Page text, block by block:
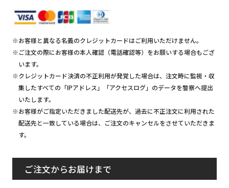
※お客様と異なる名義のクレジットカードはご利用いただけません。
※ご注文の際にお客様の本人確認（電話確認等）をお願いする場合もござ
います。
※クレジットカード決済の不正利用が発覚した場合は、注文時に監視・収
集したすべての「IPアドレス」「アクセスログ」のデータを警察へ提出
いたします。
※お客様がご指定いただきました配送先が、過去に不正注文に利用された
配送先と一致している場合は、ご注文のキャンセルをさせていただきま
す。
ご注文からお届けまで